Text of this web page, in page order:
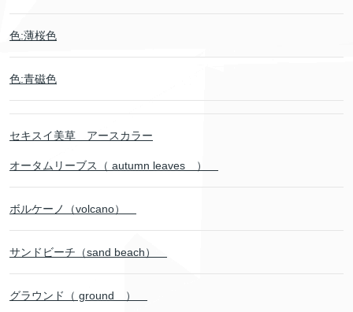
色:薄桜色
色:青磁色
セキスイ美草 アースカラー
オータムリーブス（ autumn leaves ）
ボルケーノ（volcano）
サンドビーチ（sand beach）
グラウンド（ ground ）